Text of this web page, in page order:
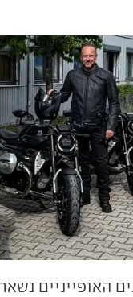
האופייניים